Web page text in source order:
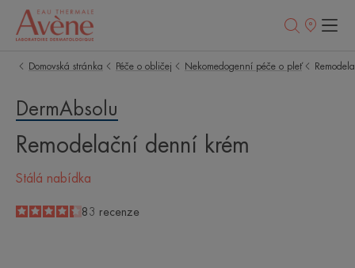
Prodejní
Domovská stránka Péče o obličej Nekomedogenní péče o pleť
DermAbsolu
Remodelační denní krém
Stálá nabídka
4.3
/
5
83 recenze